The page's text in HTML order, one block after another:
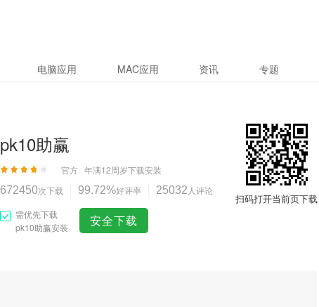
电脑应用 MAC应用 资讯 专题
pk10助赢
官方 年满12周岁下载安装
672450次下载 99.72%好评率 25032 人评论
需优先下载
pk10助赢安装
安全下载
扫码打开当前页下载